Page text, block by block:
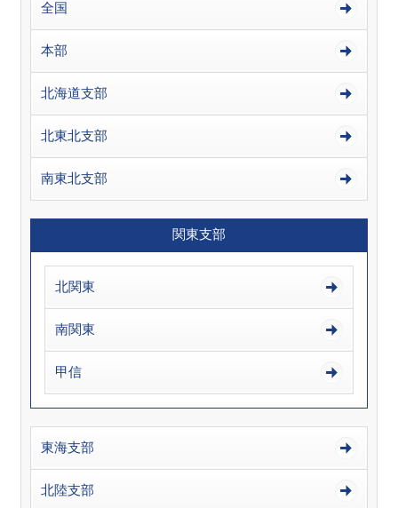
全国
本部
北海道支部
北東北支部
南東北支部
関東支部
北関東
南関東
甲信
東海支部
北陸支部